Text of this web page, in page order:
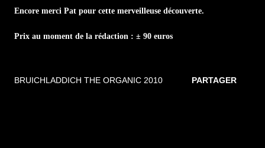
Encore merci Pat pour cette merveilleuse découverte.
Prix au moment de la rédaction : ± 90 euros
BRUICHLADDICH THE ORGANIC 2010 PARTAGER